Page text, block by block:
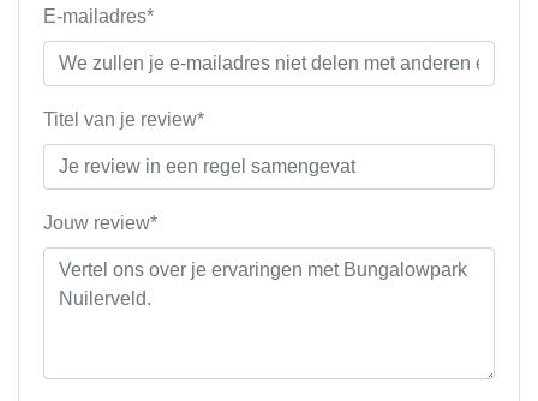
E-mailadres*
Titel van je review*
Jouw review*